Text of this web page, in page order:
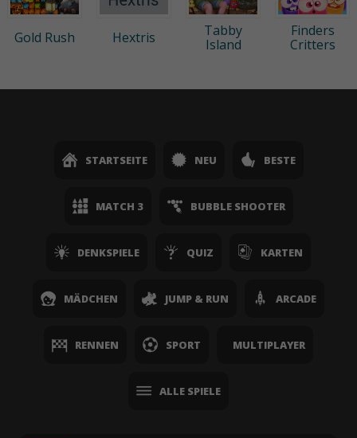
Gold Rush Hextris
Tabby
Island
Finders
Critters
STARTSEITE NEU BESTE
MATCH 3 BUBBLE SHOOTER
DENKSPIELE QUIZ KARTEN
MÄDCHEN JUMP & RUN ARCADE
RENNEN SPORT MULTIPLAYER
ALLE SPIELE